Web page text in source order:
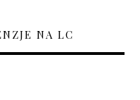
NA LC